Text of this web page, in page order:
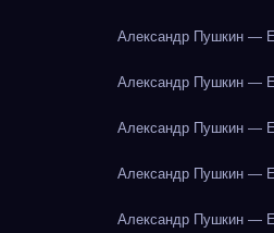
Александр Пушкин —
Александр Пушкин —
Александр Пушкин —
Александр Пушкин —
Александр Пушкин —